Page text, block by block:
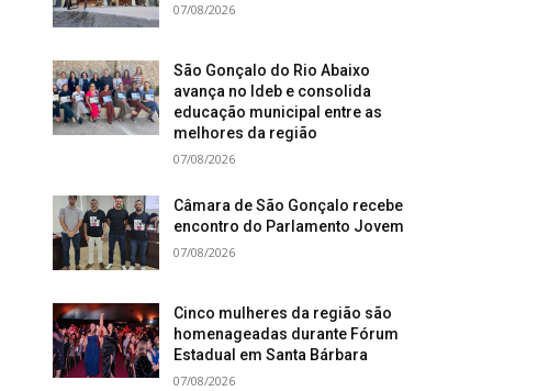
07/08/2026
São Gonçalo do Rio Abaixo
avança no Ideb e consolida
educação municipal entre as
melhores da região
07/08/2026
Câmara de São Gonçalo recebe
encontro do Parlamento Jovem
07/08/2026
Cinco mulheres da região são
homenageadas durante Fórum
Estadual em Santa Bárbara
07/08/2026